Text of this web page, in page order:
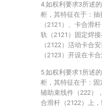
4.如权利要求3所述
柜，其特征在于：
（2121）、卡合滑
轨（2121）固定焊
（2122）活动卡合
（2123）开设在卡
5.如权利要求1所述
柜，其特征在于：
辅助束线件（222）
合滑杆（2122）上